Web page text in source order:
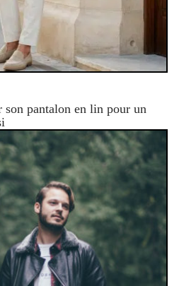
son pantalon en lin pour un